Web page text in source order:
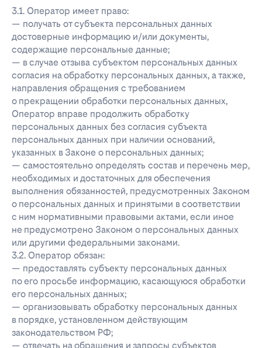
3.1. Оператор имеет право:
— получать от субъекта персональных данных
достоверные информацию и/или документы,
содержащие персональные данные;
— в случае отзыва субъектом персональных данных
согласия на обработку персональных данных, а также,
направления обращения с требованием
о прекращении обработки персональных данных,
Оператор вправе продолжить обработку
персональных данных без согласия субъекта
персональных данных при наличии оснований,
указанных в Законе о персональных данных;
— самостоятельно определять состав и перечень мер,
необходимых и достаточных для обеспечения
выполнения обязанностей, предусмотренных Законом
о персональных данных и принятыми в соответствии
с ним нормативными правовыми актами, если иное
не предусмотрено Законом о персональных данных
или другими федеральными законами.
3.2. Оператор обязан:
— предоставлять субъекту персональных данных
по его просьбе информацию, касающуюся обработки
его персональных данных;
— организовывать обработку персональных данных
в порядке, установленном действующим
законодательством РФ;
— отвечать на обращения и запросы субъектов